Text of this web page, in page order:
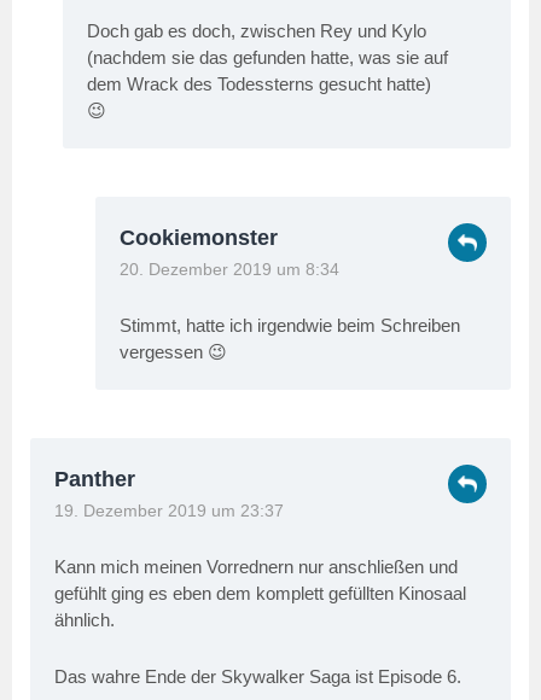
Doch gab es doch, zwischen Rey und Kylo
(nachdem sie das gefunden hatte, was sie auf
dem Wrack des Todessterns gesucht hatte)
😉
Cookiemonster
20. Dezember 2019 um 8:34
Stimmt, hatte ich irgendwie beim Schreiben
vergessen 😉
Panther
19. Dezember 2019 um 23:37
Kann mich meinen Vorrednern nur anschließen und
gefühlt ging es eben dem komplett gefüllten Kinosaal
ähnlich.
Das wahre Ende der Skywalker Saga ist Episode 6.